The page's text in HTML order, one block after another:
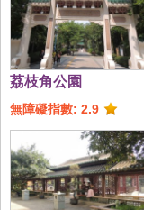
荔枝角公園
無障礙指數: 2.9